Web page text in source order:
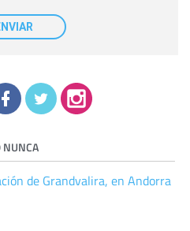
sólo el personal de
autorizado podrá
que le pedimos. No se
tratamos sus datos en la
NUNCA
de Grandvalira, en Andorra